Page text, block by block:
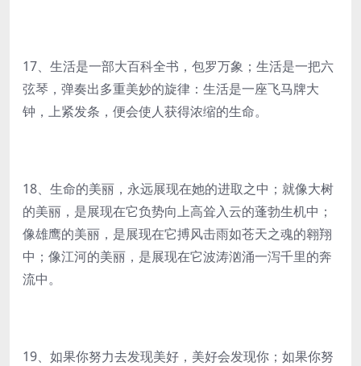
17、生活是一部大百科全书，包罗万象；生活是一把六
弦琴，弹奏出多重美妙的旋律：生活是一座飞马牌大
钟，上紧发条，便会使人获得浓缩的生命。
18、生命的美丽，永远展现在她的进取之中；就像大树
的美丽，是展现在它负势向上高耸入云的蓬勃生机中；
像雄鹰的美丽，是展现在它搏风击雨如苍天之魂的翱翔
中；像江河的美丽，是展现在它波涛汹涌一泻千里的奔
流中。
19、如果你努力去发现美好，美好会发现你；如果你努